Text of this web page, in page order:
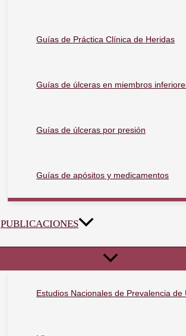
Guías de Práctica Clínica de Heridas
Guías de úlceras en miembros
Guías de úlceras por presión
Guías de apósitos y medicamentos
PUBLICACIONES
Estudios Nacionales de Prevalencia de